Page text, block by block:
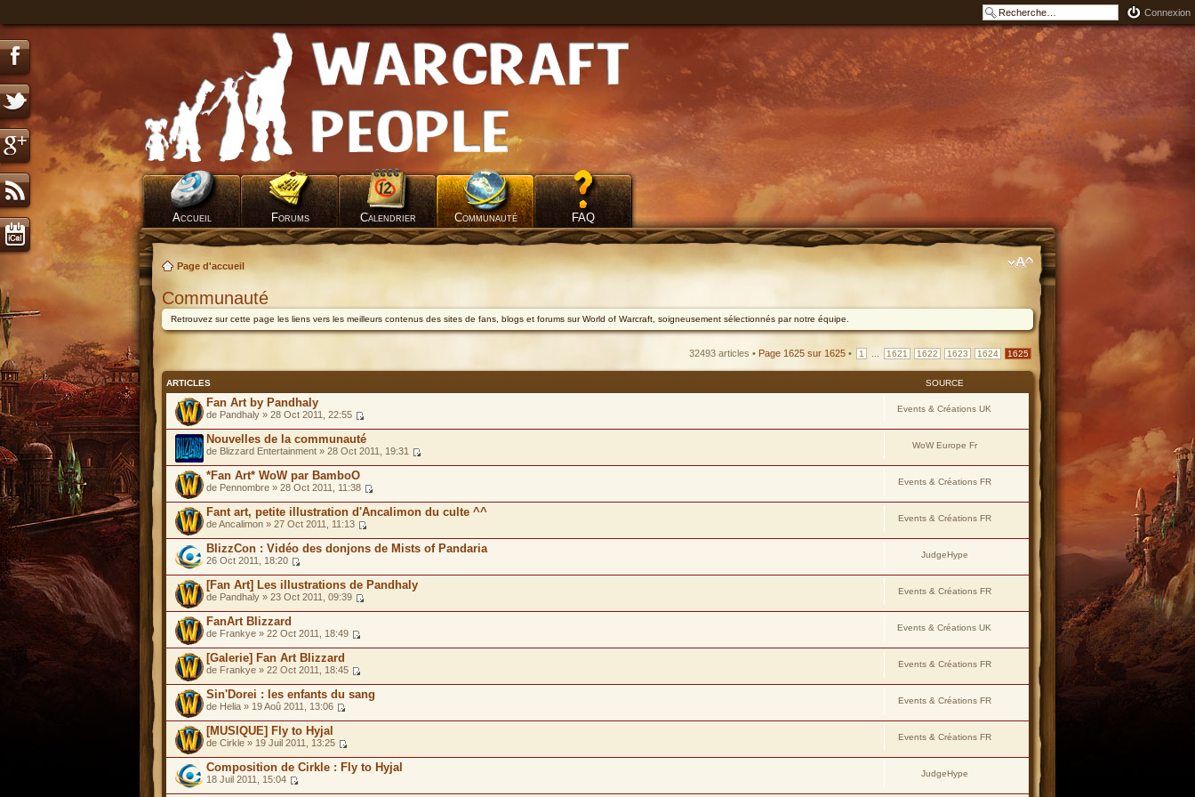
Connexion
Accueil Forums Calendrier Communauté FAQ
Page d'accueil
Communauté
Retrouvez sur cette page les liens vers les meilleurs contenus des sites de fans, blogs et forums sur World of Warcraft, soigneusement sélectionnés par notre équipe.
32493 articles • Page 1625 sur 1625 • 1 1621 1622 1623 1624 1625
ARTICLES SOURCE
Fan Art by Pandhaly
de Pandhaly » 28 Oct 2011, 22:55
Events & Créations UK
Nouvelles de la communauté
de Blizzard Entertainment » 28 Oct 2011, 19:31
WoW Europe Fr
*Fan Art* WoW par BamboO
de Pennombre » 28 Oct 2011, 11:38
Events & Créations FR
Fant art, petite illustration d'Ancalimon du culte ^^
de Ancalimon » 27 Oct 2011, 11:13
Events & Créations FR
BlizzCon : Vidéo des donjons de Mists of Pandaria
26 Oct 2011, 18:20
JudgeHype
[Fan Art] Les illustrations de Pandhaly
de Pandhaly » 23 Oct 2011, 09:39
Events & Créations FR
FanArt Blizzard
de Frankye » 22 Oct 2011, 18:49
Events & Créations UK
[Galerie] Fan Art Blizzard
de Frankye » 22 Oct 2011, 18:45
Events & Créations FR
Sin'Dorei : les enfants du sang
de Helia » 19 Aoû 2011, 13:06
Events & Créations FR
[MUSIQUE] Fly to Hyjal
de Cirkle » 19 Juil 2011, 13:25
Events & Créations FR
Composition de Cirkle : Fly to Hyjal
18 Juil 2011, 15:04
JudgeHype